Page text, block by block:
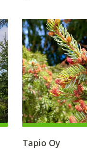
Tapio Oy